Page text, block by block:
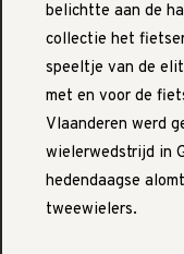
belichtte aan de
collectie het
speeltje van de
met en voor de
Vlaanderen werd
wielerwedstrijd in
hedendaagse
tweewielers.